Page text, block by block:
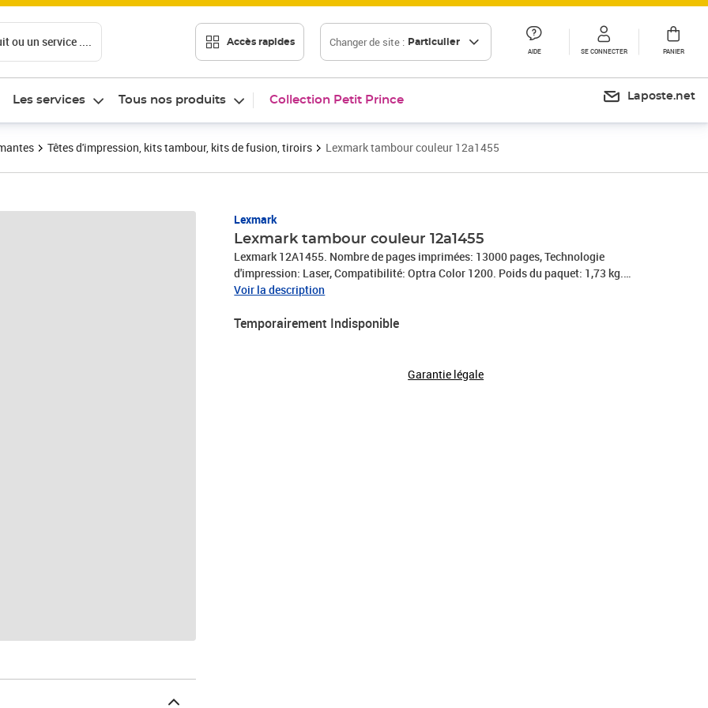
ou un service .... Accès rapides Changer de site : Particulier
AIDE SE CONNECTER PANIER
Les services Tous nos produits Collection Petit Prince Laposte.net
Têtes d'impression, kits tambour, kits de fusion, tiroirs Lexmark tambour couleur 12a1455
Lexmark
Lexmark tambour couleur 12a1455
Lexmark 12A1455. Nombre de pages imprimées: 13000 pages, Technologie
d'impression: Laser, Compatibilité: Optra Color 1200. Poids du paquet: 1,73 kg.
Produits par palette: 84 pièce(s)
Voir la description
Temporairement Indisponible
Garantie légale